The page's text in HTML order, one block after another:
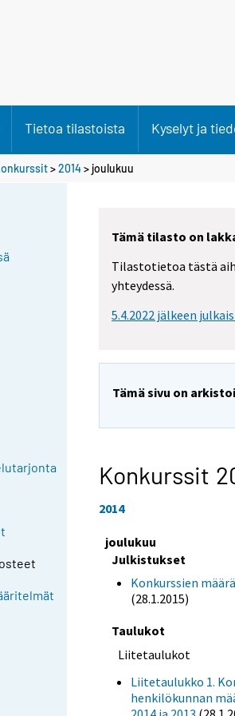
Tietoa tilastoista Kyselyt ja
>2014> joulukuu
Tämä tilasto on
Tilastotietoa tästä
yhteydessä.
5.4.2022 jälkeen
Tämä sivu on
Konkurssit
2014
joulukuu
Julkistukset
Konkurssien
(28.1.2015)
Taulukot
Liitetaulukot
Liitetaulukko 1.
henkilökunnan